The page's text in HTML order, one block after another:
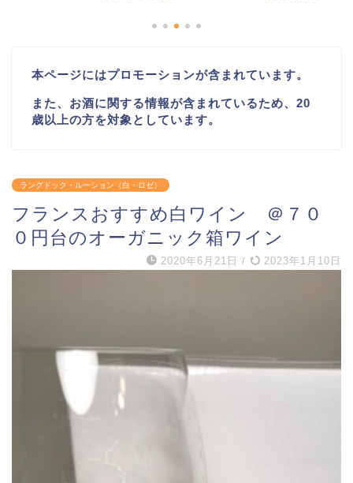
本ページにはプロモーションが含まれています。
また、お酒に関する情報が含まれているため、20
歳以上の方を対象としています。
ラングドック・ルーション（白・ロゼ）
フランスおすすめ白ワイン ＠７０
０円台のオーガニック箱ワイン
2020年6月21日 / 2023年1月10日